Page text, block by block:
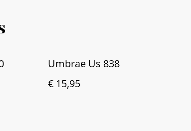
Umbrae Us 838
€ 15,95